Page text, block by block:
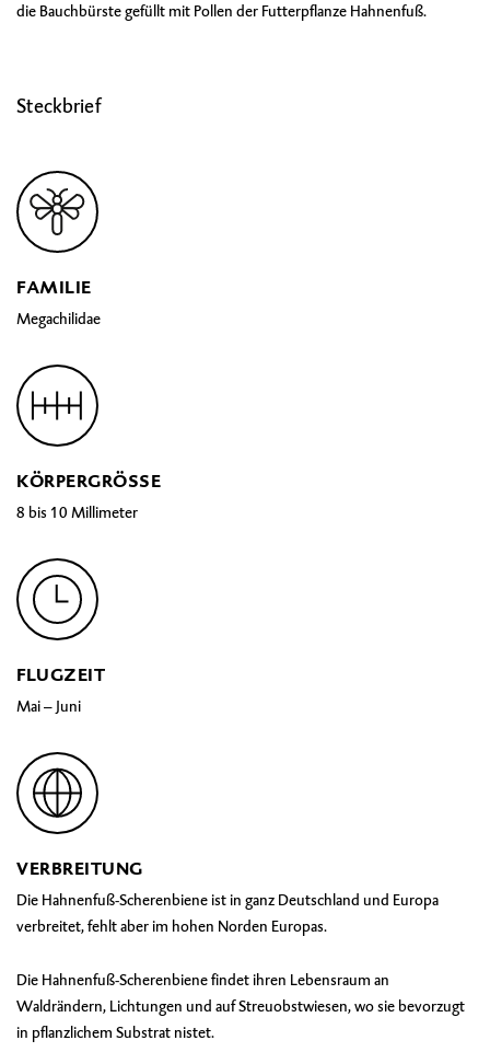
die Bauchbürste gefüllt mit Pollen der Futterpflanze Hahnenfuß.
Steckbrief
FAMILIE
Megachilidae
KÖRPERGRÖSSE
8 bis 10 Millimeter
FLUGZEIT
Mai – Juni
VERBREITUNG
Die Hahnenfuß-Scherenbiene ist in ganz Deutschland und Europa
verbreitet, fehlt aber im hohen Norden Europas.
Die Hahnenfuß-Scherenbiene findet ihren Lebensraum an
Waldrändern, Lichtungen und auf Streuobstwiesen, wo sie bevorzugt
in pflanzlichem Substrat nistet.